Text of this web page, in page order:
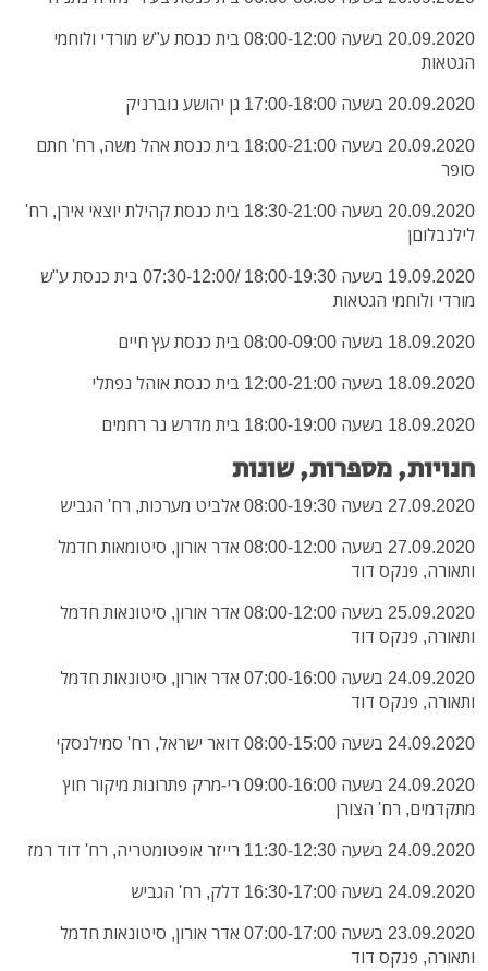
20.09.2020 בשעה 08:00-12:00 בית כנסת ע"ש מורדי ולוחמי
הגטאות
20.09.2020 בשעה 17:00-18:00 גן יהושע נוברניק
20.09.2020 בשעה 18:00-21:00 בית כנסת אהל משה, רח' חתם
סופר
20.09.2020 בשעה 18:30-21:00 בית כנסת קהילת יוצאי אירן, רח'
לילנבלוםן
19.09.2020 בשעה 18:00-19:30 /07:30-12:00 בית כנסת ע"ש
מורדי ולוחמי הגטאות
18.09.2020 בשעה 08:00-09:00 בית כנסת עץ חיים
18.09.2020 בשעה 12:00-21:00 בית כנסת אוהל נפתלי
18.09.2020 בשעה 18:00-19:00 בית מדרש נר רחמים
חנויות, מספרות, שונות
27.09.2020 בשעה 08:00-19:30 אלביט מערכות, רח' הגביש
27.09.2020 בשעה 08:00-12:00 אדר אורון, סיטומאות חדמל
ותאורה, פנקס דוד
25.09.2020 בשעה 08:00-12:00 אדר אורון, סיטונאות חדמל
ותאורה, פנקס דוד
24.09.2020 בשעה 07:00-16:00 אדר אורון, סיטונאות חדמל
ותאורה, פנקס דוד
24.09.2020 בשעה 08:00-15:00 דואר ישראל, רח' סמילנסקי
24.09.2020 בשעה 09:00-16:00 רי-מרק פתרונות מיקור חוץ
מתקדמים, רח' הצורן
24.09.2020 בשעה 11:30-12:30 רייזר אופטומטריה, רח' דוד רמז
24.09.2020 בשעה 16:30-17:00 דלק, רח' הגביש
23.09.2020 בשעה 07:00-17:00 אדר אורון, סיטונאות חדמל
ותאורה, פנקס דוד